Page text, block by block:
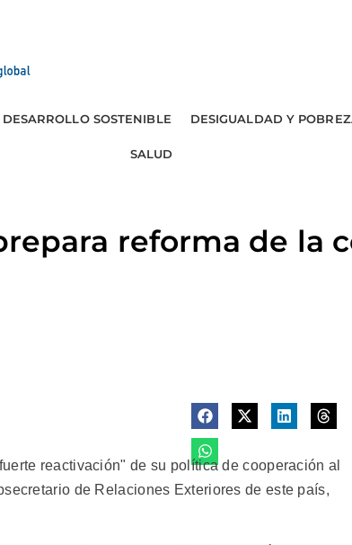
DESARROLLO SOSTENIBLE DESIGUALDAD Y
SALUD
reforma de la
reactivación" de su política de cooperación al
de Relaciones Exteriores de este país,